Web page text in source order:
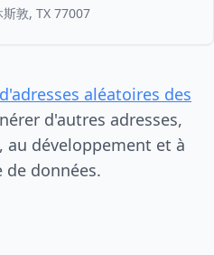
敦, TX 77007
aléatoires des
d'autres adresses,
au développement et à
de données.